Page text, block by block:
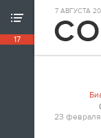
17
18:39
7 АВГУСТА
23